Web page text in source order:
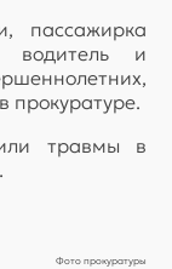
пассажирка
водитель и
прокуратуре.
травмы в
Фото прокуратуры